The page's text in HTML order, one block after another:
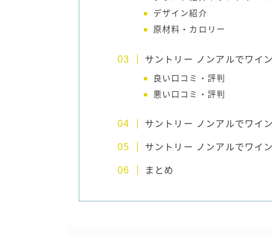
デザイン紹介
原材料・カロリー
サントリー ノンアルでワイ
良い口コミ・評判
悪い口コミ・評判
サントリー ノンアルでワイ
サントリー ノンアルでワイ
まとめ